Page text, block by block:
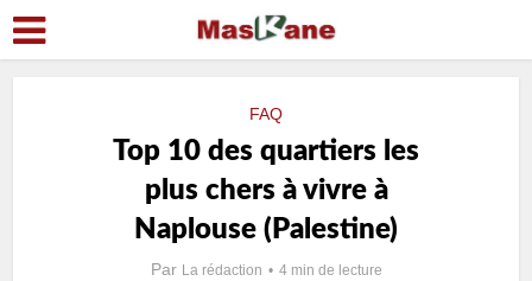
FAQ
Top 10 des quartiers les
plus chers à vivre à
Naplouse (Palestine)
Par La rédaction 4 min de lecture